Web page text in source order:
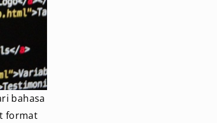
bahasa
format